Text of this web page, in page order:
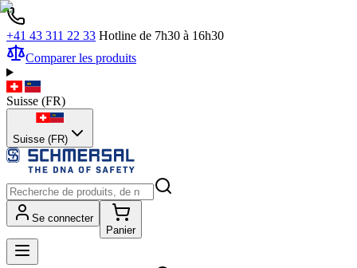
+41 43 311 22 33 Hotline de 7h30 à 16h30
Comparer les produits
Suisse (FR)
Suisse (FR)
Se connecter
Panier